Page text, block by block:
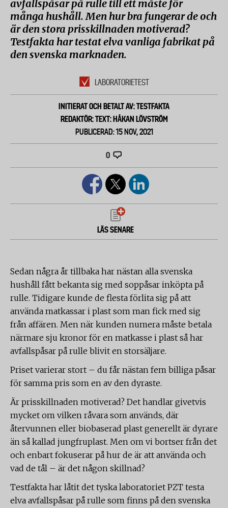
avfallspåsar på rulle till ett måste för
många hushåll. Men hur bra fungerar de och
är den stora prisskillnaden motiverad?
Testfakta har testat elva vanliga fabrikat på
den svenska marknaden.
LABORATORIETEST
INITIERAT OCH BETALT AV: TESTFAKTA
REDAKTÖR: TEXT: HÅKAN LÖVSTRÖM
PUBLICERAD: 15 NOV, 2021
0
LÄS SENARE
Sedan några år tillbaka har nästan alla svenska
hushåll fått bekanta sig med soppåsar inköpta på
rulle. Tidigare kunde de flesta förlita sig på att
använda matkassar i plast som man fick med sig
från affären. Men när kunden numera måste betala
närmare sju kronor för en matkasse i plast så har
avfallspåsar på rulle blivit en storsäljare.
Priset varierar stort – du får nästan fem billiga påsar
för samma pris som en av den dyraste.
Är prisskillnaden motiverad? Det handlar givetvis
mycket om vilken råvara som används, där
återvunnen eller biobaserad plast generellt är dyrare
än så kallad jungfruplast. Men om vi bortser från det
och enbart fokuserar på hur de är att använda och
vad de tål – är det någon skillnad?
Testfakta har låtit det tyska laboratoriet PZT testa
elva avfallspåsar på rulle som finns på den svenska